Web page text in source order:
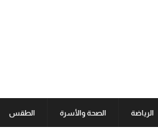
الرياضة الصحة والأسرة الطقس